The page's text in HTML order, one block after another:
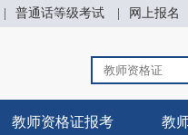
普通话等级考试 网上报名
教师资格证报考 教